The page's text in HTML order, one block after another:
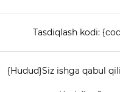
Tasdiqlash kodi:
{Hudud}Siz ishga qabul